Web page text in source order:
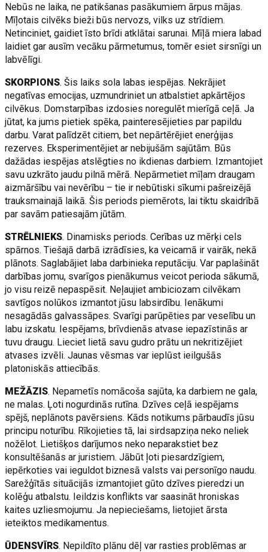
Nebūs ne laika, ne patikšanas pasākumiem ārpus mājas.
Mīļotais cilvēks bieži būs nervozs, vilks uz strīdiem.
Netinciniet, gaidiet īsto brīdi atklātai sarunai. Mīļā miera labad
laidiet gar ausīm vecāku pārmetumus, tomēr esiet sirsnīgi un
labvēlīgi.
SKORPIONS. Šis laiks sola labas iespējas. Nekrājiet
negatīvas emocijas, uzmundriniet un atbalstiet apkārtējos
cilvēkus. Domstarpības izdosies noregulēt mierīgā ceļā. Ja
jūtat, ka jums pietiek spēka, painteresējieties par papildu
darbu. Varat palīdzēt citiem, bet nepārtērējiet enerģijas
rezerves. Eksperimentējiet ar nebijušām sajūtām. Būs
dažādas iespējas atslēgties no ikdienas darbiem. Izmantojiet
savu uzkrāto jaudu pilnā mērā. Nepārmetiet mīļam draugam
aizmāršību vai nevērību – tie ir nebūtiski sīkumi pašreizējā
trauksmainajā laikā. Šis periods piemērots, lai tiktu skaidrībā
par savām patiesajām jūtām.
STRĒLNIEKS. Dinamisks periods. Cerības uz mērķi cels
spārnos. Tiešajā darbā izrādīsies, ka veicamā ir vairāk, nekā
plānots. Saglabājiet laba darbinieka reputāciju. Var paplašināt
darbības jomu, svarīgos pienākumus veicot perioda sākumā,
jo visu reizē nepaspēsit. Neļaujiet ambiciozam cilvēkam
savtīgos nolūkos izmantot jūsu labsirdību. Ienākumi
nesagādās galvassāpes. Svarīgi parūpēties par veselību un
labu izskatu. Iespējams, brīvdienās atvase iepazīstinās ar
tuvu draugu. Lieciet lietā savu gudro prātu un nekritizējiet
atvases izvēli. Jaunas vēsmas var ieplūst ieilgušās
platoniskās attiecībās.
MEŽĀZIS. Nepametīs nomācoša sajūta, ka darbiem ne gala,
ne malas. Ļoti nogurdinās rutīna. Dzīves ceļā iespējams
spējš, neplānots pavērsiens. Kāds notikums pārbaudīs jūsu
principu noturību. Rīkojieties tā, lai sirdsapziņa neko neliek
nožēlot. Lietišķos darījumos neko neparakstiet bez
konsultēšanās ar juristiem. Jābūt ļoti piesardzīgiem,
iepērkoties vai ieguldot biznesā valsts vai personīgo naudu.
Sarežģītās situācijās izmantojiet gūto dzīves pieredzi un
kolēģu atbalstu. Ieildzis konflikts var saasināt hroniskas
kaites uzliesmojumu. Ja nepieciešams, lietojiet ārsta
ieteiktos medikamentus.
ŪDENSVĪRS. Nepildīto plānu dēļ var rasties problēmas ar